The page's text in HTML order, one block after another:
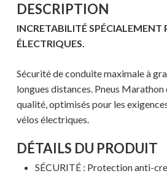
DESCRIPTION
INCRETABILITÉ SPÉCIALEMENT
ÉLECTRIQUES.
Sécurité de conduite maximale à
longues distances. Pneus Marathon
qualité, optimisés pour les
vélos électriques.
DÉTAILS DU PRODUIT
SÉCURITÉ : Protection anti-